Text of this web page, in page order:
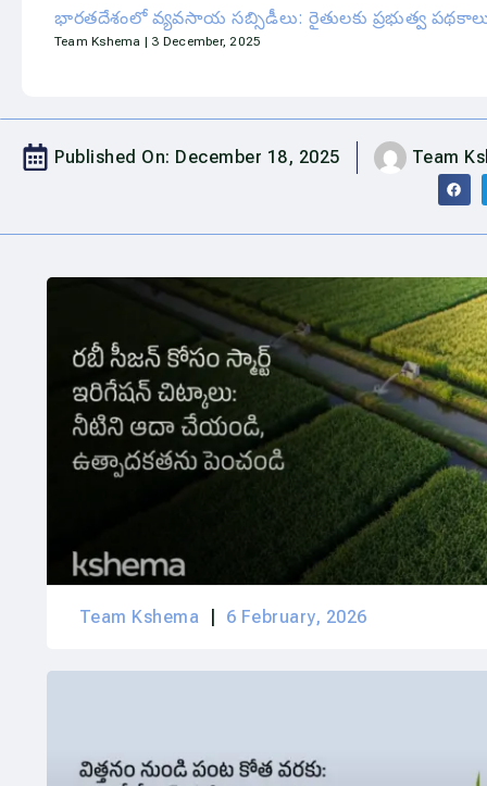
భారతదేశంలో వ్యవసాయ సబ్సిడీలు: రైతులకు ప్రభుత్వ
Team Kshema 3 December, 2025
Published On: December 18, 2025 Team
Team Kshema 6 February, 2026